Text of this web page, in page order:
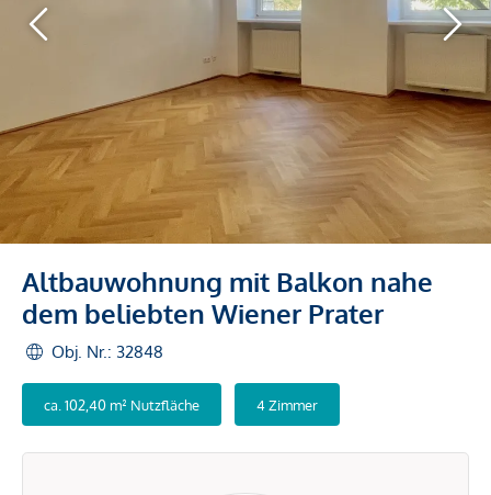
Altbauwohnung mit Balkon nahe
dem beliebten Wiener Prater
Obj. Nr.: 32848
ca. 102,40 m² Nutzfläche 4 Zimmer